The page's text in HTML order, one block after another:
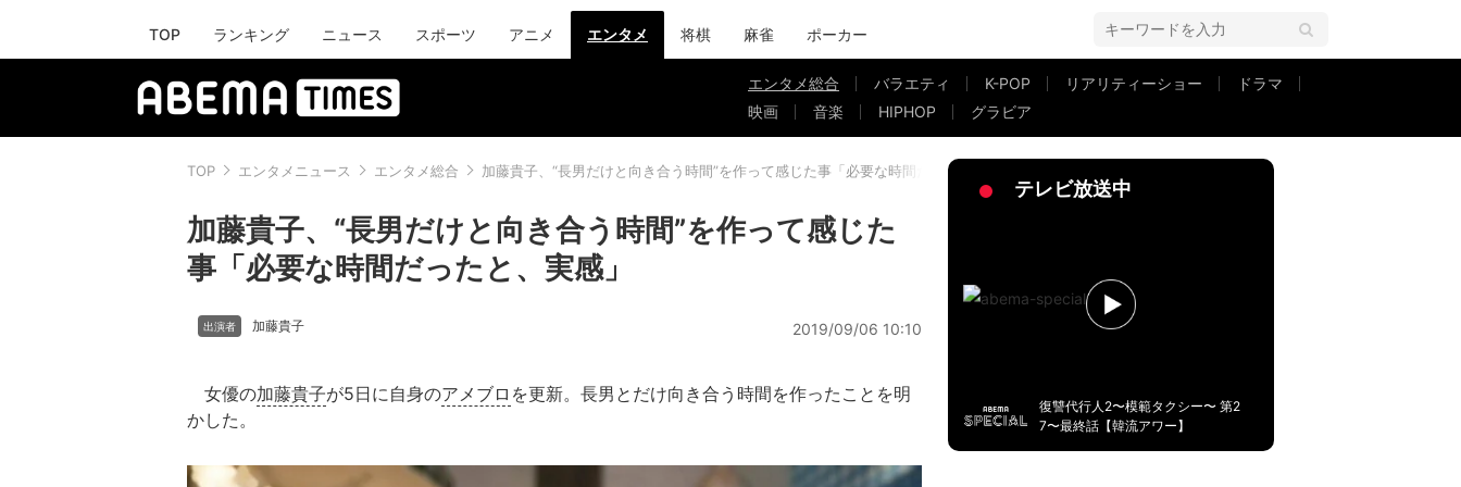
TOP ランキング ニュース スポーツ アニメ エンタメ 将棋 麻雀 ポーカー
エンタメ総合 バラエティ K-POP リアリティーショー
ドラマ
映画
音楽 HIPHOP グラビア
TOP エンタメニュース エンタメ総合 加藤貴子、“長男だけと向き合う時間”を作って感じた事「必要な時間だったと、実感」
加藤貴子、“長男だけと向き合う時間”を作って感じた
事「必要な時間だったと、実感」
加藤貴子 2019/09/06 10:10
女優の加藤貴子が5日に自身のアメブロ を更新。長男とだけ向き合う時間を作ったことを明
かした。
テレビ放送中
復讐代行人2〜模範タクシー〜 第2
7〜最終話【韓流アワー】